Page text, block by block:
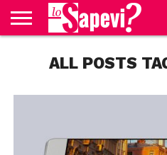
BENESSERE
GOSSIP
PRODOTTI
AMAZON
NEWS
CASA E
CUCINAALL POSTS